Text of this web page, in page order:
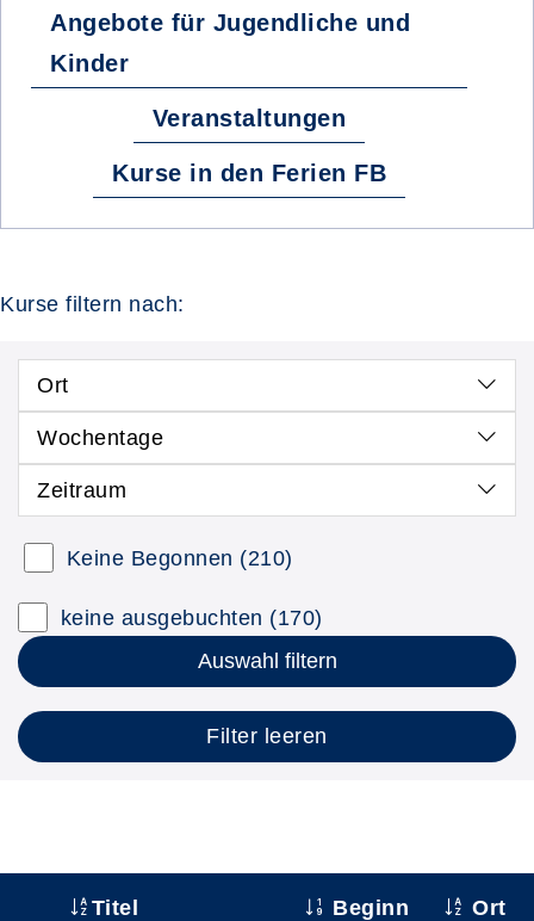
Angebote für Jugendliche und
Kinder
Veranstaltungen
Kurse in den Ferien FB
Kurse filtern nach:
Ort
Wochentage
Zeitraum
Keine Begonnen (210)
keine ausgebuchten (170)
Auswahl filtern
Filter leeren
Titel Beginn Ort